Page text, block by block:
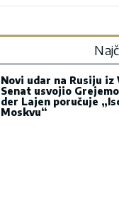
Novi udar na Rusiju iz
Senat usvojio
der Lajen poručuje
Moskvu“